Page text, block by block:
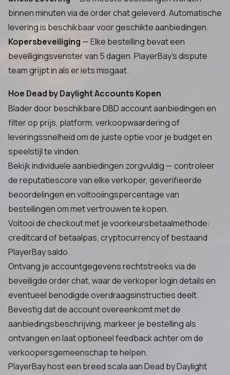
binnen minuten via de order chat geleverd. Automatische
levering is beschikbaar voor geschikte aanbiedingen.
Kopersbeveiliging — Elke bestelling bevat een
beveiligingsvenster van 5 dagen. PlayerBay's dispute
team grijpt in als er iets misgaat.
Hoe Dead by Daylight Accounts Kopen
Blader door beschikbare DBD account aanbiedingen en
filter op prijs, platform, verkoopwaardering of
leveringssnelheid om de juiste optie voor je budget en
speelstijl te vinden.
Bekijk individuele aanbiedingen zorgvuldig — controleer
de reputatiescore van elke verkoper, geverifieerde
beoordelingen en voltooiingspercentage van
bestellingen om met vertrouwen te kopen.
Voltooi de checkout met je voorkeursbetaalmethode:
creditcard of betaalpas, cryptocurrency of bestaand
PlayerBay saldo.
Ontvang je accountgegevens rechtstreeks via de
beveiligde order chat, waar de verkoper login details en
eventueel benodigde overdraagsinstructies deelt.
Bevestig dat de account overeenkomt met de
aanbiedingsbeschrijving, markeer je bestelling als
ontvangen en laat optioneel feedback achter om de
verkoopersgemeenschap te helpen.
PlayerBay host een breed scala aan Dead by Daylight